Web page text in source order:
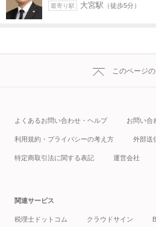
最寄り駅 大宮駅 （徒歩5分）
このページ
よくあるお問い合わせ・ヘルプ お問い合
利用規約・プライバシーの考え方 外部送
特定商取引法に関する表記 運営会社
関連サービス
税理士ドットコム クラウドサイン